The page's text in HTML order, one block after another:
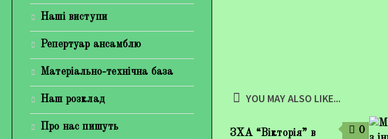
YOU MAY ALSO LIKE...
0
ЗХА “Вікторія” в
Наші виступи
Репертуар ансамблю
Матеріально-технічна база
Наш розклад
Про нас пишуть